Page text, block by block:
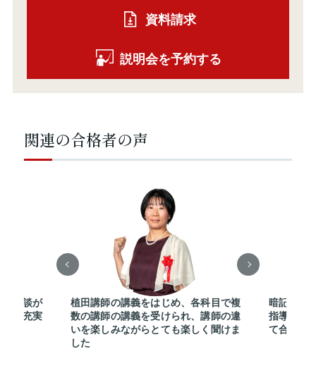
資料請求
説明会を予約する
関連の合格者の声
相談が
が充実
植田講師の講義をはじめ、各科目で複
数の講師の講義を受けられ、講師の違
いを楽しみながらとても楽しく聞けま
した
暗記すべ
指導を信
て合格で